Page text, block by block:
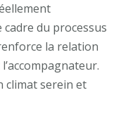
du processus
la relation
climat serein et